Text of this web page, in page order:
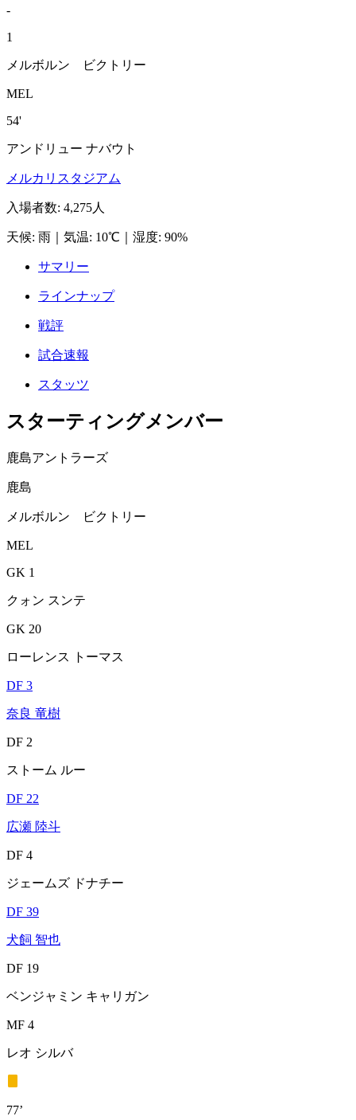
-
1
メルボルン ビクトリー
MEL
54'
アンドリュー ナバウト
メルカリスタジアム
入場者数: 4,275人
天候: 雨 気温: 10℃ 湿度: 90%
サマリー
ラインナップ
戦評
試合速報
スタッツ
スターティングメンバー
鹿島アントラーズ
鹿島
メルボルン ビクトリー
MEL
GK 1
クォン スンテ
GK 20
ローレンス トーマス
DF 3
奈良 竜樹
DF 2
ストーム ルー
DF 22
広瀬 陸斗
DF 4
ジェームズ ドナチー
DF 39
犬飼 智也
DF 19
ベンジャミン キャリガン
MF 4
レオ シルバ
77’